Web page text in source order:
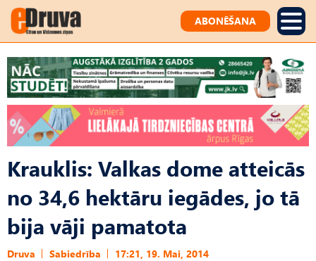
ABONĒŠANA
Krauklis: Valkas dome atteicās
no 34,6 hektāru iegādes, jo tā
bija vāji pamatota
Druva Sabiedrība 17:21, 19. Mai, 2014